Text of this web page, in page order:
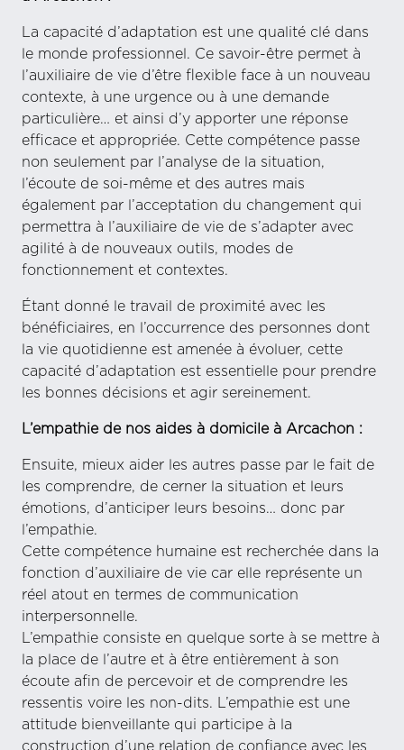
La capacité d’adaptation est une qualité clé dans
le monde professionnel. Ce savoir-être permet à
l’auxiliaire de vie d’être flexible face à un nouveau
contexte, à une urgence ou à une demande
particulière… et ainsi d’y apporter une réponse
efficace et appropriée. Cette compétence passe
non seulement par l’analyse de la situation,
l’écoute de soi-même et des autres mais
également par l’acceptation du changement qui
permettra à l’auxiliaire de vie de s’adapter avec
agilité à de nouveaux outils, modes de
fonctionnement et contextes.
Étant donné le travail de proximité avec les
bénéficiaires, en l’occurrence des personnes dont
la vie quotidienne est amenée à évoluer, cette
capacité d’adaptation est essentielle pour prendre
les bonnes décisions et agir sereinement.
L’empathie de nos aides à domicile à Arcachon :
Ensuite, mieux aider les autres passe par le fait de
les comprendre, de cerner la situation et leurs
émotions, d’anticiper leurs besoins… donc par
l’empathie.
Cette compétence humaine est recherchée dans la
fonction d’auxiliaire de vie car elle représente un
réel atout en termes de communication
interpersonnelle.
L’empathie consiste en quelque sorte à se mettre à
la place de l’autre et à être entièrement à son
écoute afin de percevoir et de comprendre les
ressentis voire les non-dits. L’empathie est une
attitude bienveillante qui participe à la
construction d’une relation de confiance avec les